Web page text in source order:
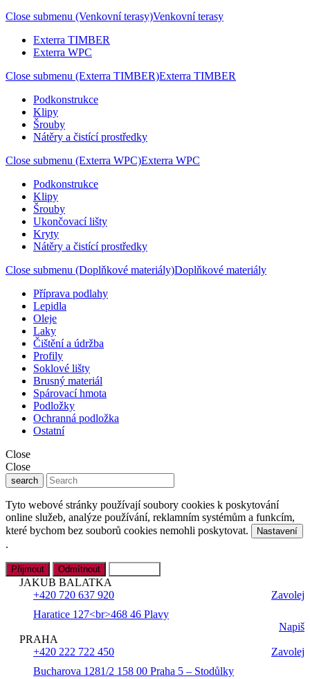
Close submenu (Venkovní terasy)Venkovní terasy
Exterra TIMBER
Exterra WPC
Close submenu (Exterra TIMBER)Exterra TIMBER
Podkonstrukce
Klipy
Šrouby
Nátěry a čistící prostředky
Close submenu (Exterra WPC)Exterra WPC
Podkonstrukce
Klipy
Šrouby
Ukončovací lišty
Kryty
Nátěry a čistící prostředky
Close submenu (Doplňkové materiály)Doplňkové materiály
Příprava podlahy
Lepidla
Oleje
Laky
Čištění a údržba
Profily
Soklové lišty
Brusný materiál
Spárovací hmota
Podložky
Ochranná podložka
Ostatní
Close
Close
search
Tyto webové stránky používají soubory cookies k poskytování
online služeb, analýze používání, reklamním systémům a funkcím,
které bychom bez souborů cookies nemohli poskytovat.
Nastavení
.
Přijmout Odmítnout
JAKUB BALATKA
+420 720 637 920
Zavolej
Haratice 127<br>468 46 Plavy
Napiš
PRAHA
+420 222 722 450
Zavolej
Bucharova 1281/2 158 00 Praha 5 – Stodůlky